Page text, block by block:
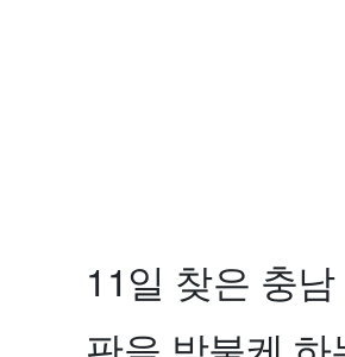
11일 찾은 충